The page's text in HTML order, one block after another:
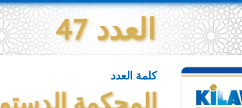
العدد 47
كلمة العدد